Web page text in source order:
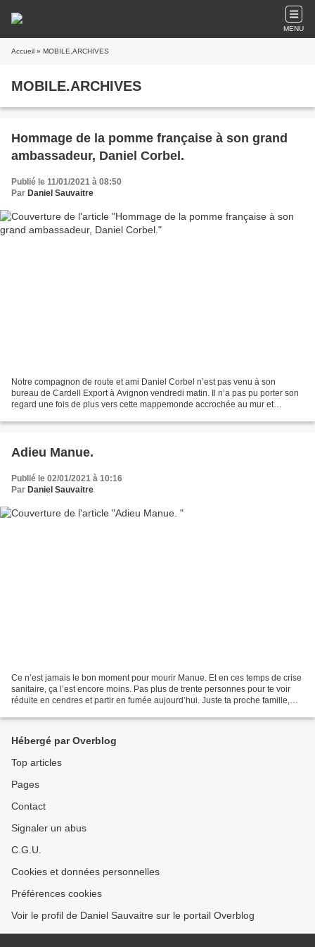
MENU
Accueil » MOBILE.ARCHIVES
MOBILE.ARCHIVES
Hommage de la pomme française à son grand
ambassadeur, Daniel Corbel.
Publié le 11/01/2021 à 08:50
Par Daniel Sauvaitre
Notre compagnon de route et ami Daniel Corbel n’est pas venu à son
bureau de Cardell Export à Avignon vendredi matin. Il n’a pas pu porter son
regard une fois de plus vers cette mappemonde accrochée au mur et
Adieu Manue.
Publié le 02/01/2021 à 10:16
Par Daniel Sauvaitre
Ce n’est jamais le bon moment pour mourir Manue. Et en ces temps de crise
sanitaire, ça l’est encore moins. Pas plus de trente personnes pour te voir
réduite en cendres et partir en fumée aujourd’hui. Juste ta proche famille,
Hébergé par Overblog
Top articles
Pages
Contact
Signaler un abus
C.G.U.
Cookies et données personnelles
Préférences cookies
Voir le profil de Daniel Sauvaitre sur le portail Overblog